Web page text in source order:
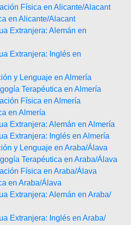
Física en Alicante/Alacant
en Alicante/Alacant
Extranjera: Alemán en
Extranjera: Inglés en
y Lenguaje en Almería
Terapéutica en Almería
Física en Almería
en Almería
Extranjera: Alemán en Almería
Extranjera: Inglés en Almería
y Lenguaje en Araba/Álava
Terapéutica en Araba/Álava
Física en Araba/Álava
en Araba/Álava
Extranjera: Alemán en Araba/
Extranjera: Inglés en Araba/